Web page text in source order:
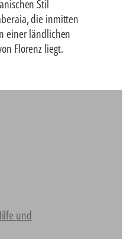
Stil
die inmitten
einer ländlichen
Florenz liegt.
und